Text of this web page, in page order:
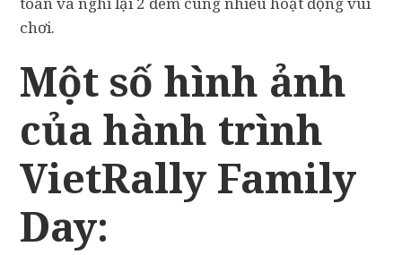
chơi.
Một số hình ảnh
của hành trình
VietRally Family
Day: